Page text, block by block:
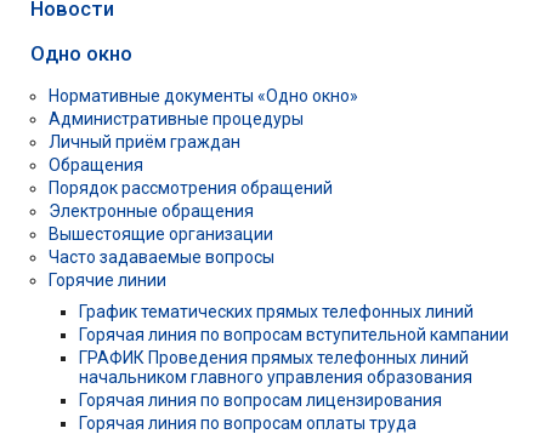
Новости
Одно окно
Нормативные документы «Одно окно»
Административные процедуры
Личный приём граждан
Обращения
Порядок рассмотрения обращений
Электронные обращения
Вышестоящие организации
Часто задаваемые вопросы
Горячие линии
График тематических прямых телефонных линий
Горячая линия по вопросам вступительной кампании
ГРАФИК Проведения прямых телефонных линий
начальником главного управления образования
Горячая линия по вопросам лицензирования
Горячая линия по вопросам оплаты труда